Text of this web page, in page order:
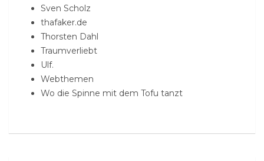
Sven Scholz
thafaker.de
Thorsten Dahl
Traumverliebt
Ulf.
Webthemen
Wo die Spinne mit dem Tofu tanzt